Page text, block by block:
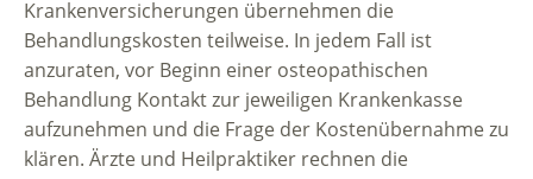
Krankenversicherungen übernehmen die
Behandlungskosten teilweise. In jedem Fall ist
anzuraten, vor Beginn einer osteopathischen
Behandlung Kontakt zur jeweiligen Krankenkasse
aufzunehmen und die Frage der Kostenübernahme zu
klären. Ärzte und Heilpraktiker rechnen die